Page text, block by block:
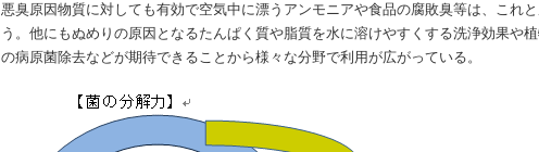
悪臭原因物質に対しても有効で空気中に漂うアンモニアや食品の腐敗臭等は、これ
う。他にもぬめりの原因となるたんぱく質や脂質を水に溶けやすくする洗浄効果や
の病原菌除去などが期待できることから様々な分野で利用が広がっている。